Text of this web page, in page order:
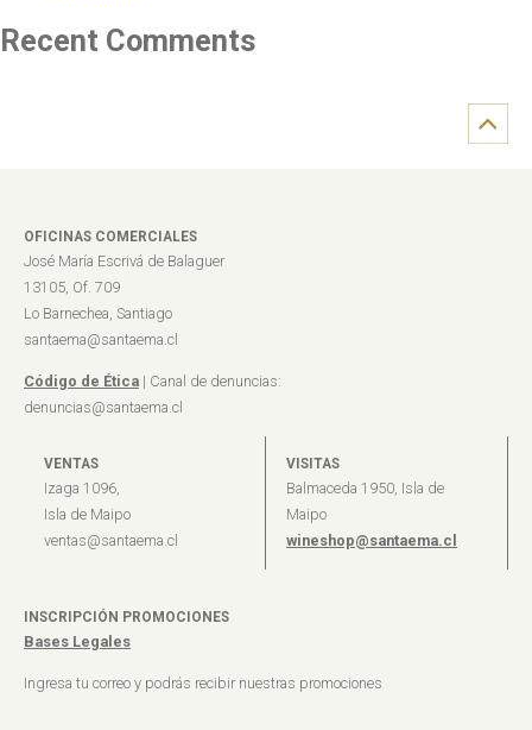
Recent Comments
OFICINAS COMERCIALES
José María Escrivá de Balaguer
13105, Of. 709
Lo Barnechea, Santiago
santaema@santaema.cl
Código de Ética | Canal de denuncias:
denuncias@santaema.cl
VENTAS
Izaga 1096,
Isla de Maipo
ventas@santaema.cl
VISITAS
Balmaceda 1950, Isla de
Maipo
wineshop@santaema.cl
INSCRIPCIÓN PROMOCIONES
Bases Legales
Ingresa tu correo y podrás recibir nuestras promociones